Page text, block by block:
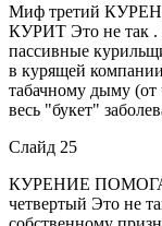
Миф третий
КУРИТ Это не так .
пассивные
в курящей
табачному дыму (от
весь "букет"
Слайд 25
КУРЕНИЕ
четвертый Это не